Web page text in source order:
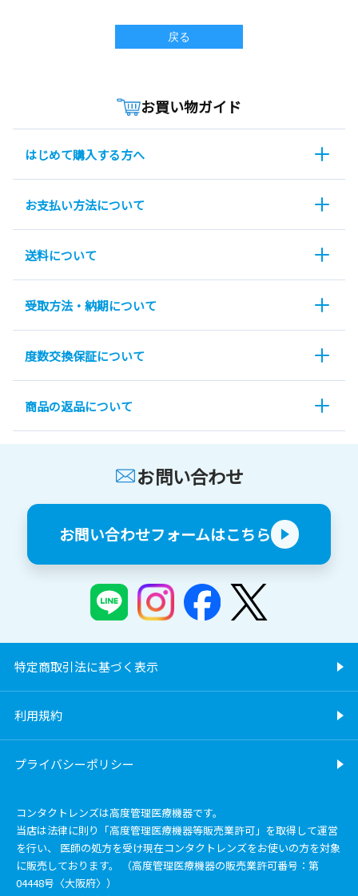
戻る
お買い物ガイド
はじめて購入する方へ
お支払い方法について
送料について
受取方法・納期について
度数交換保証について
商品の返品について
お問い合わせ
お問い合わせフォームはこちら
特定商取引法に基づく表示
利用規約
プライバシーポリシー
コンタクトレンズは高度管理医療機器です。
当店は法律に則り「高度管理医療機器等販売業許可」を取得して運営
を行い、 医師の処方を受け現在コンタクトレンズをお使いの方を対象
に販売しております。 （高度管理医療機器の販売業許可番号：第
04448号〈大阪府〉）